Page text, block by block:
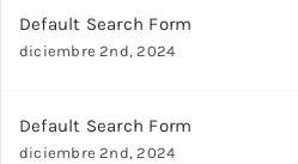
Default Search Form
diciembre 2nd, 2024
Default Search Form
diciembre 2nd, 2024